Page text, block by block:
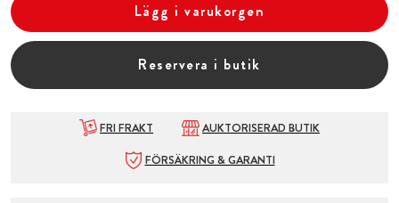
Lägg i varukorgen
Reservera i butik
FRI FRAKT
AUKTORISERAD BUTIK
FÖRSÄKRING & GARANTI